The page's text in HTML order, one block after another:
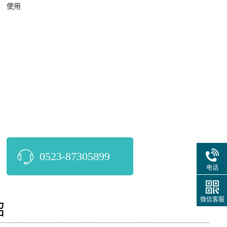
使用
 0523-87305899
电话
微信客服